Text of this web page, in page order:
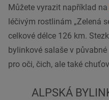
Můžete vyrazit například na
léčivým rostlinám „Zelená
celkové délce 126 km.
bylinkové salaše v
pro oči, čich, ale také
ALPSKÁ